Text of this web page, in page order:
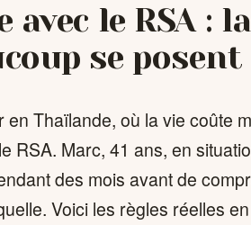
le RSA : la
se posent
Thaïlande, où la vie coûte
RSA. Marc, 41 ans, en
des mois avant de
Voici les règles réelles